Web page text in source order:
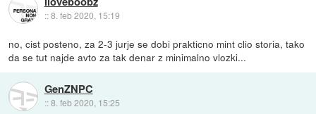
::8. feb 2020, 15:19
no, cist posteno, za 2-3 jurje se dobi prakticno mint clio storia, tako
da se tut najde avto za tak denar z minimalno vlozki...
GenZNPC
::8. feb 2020, 15:25